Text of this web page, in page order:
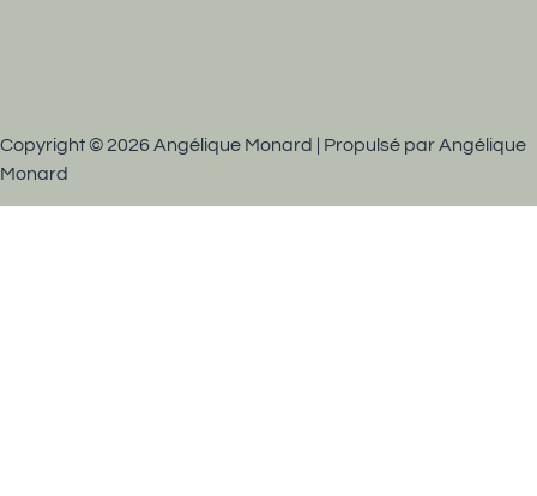
Copyright © 2026 Angélique Monard | Propulsé par Angélique
Monard